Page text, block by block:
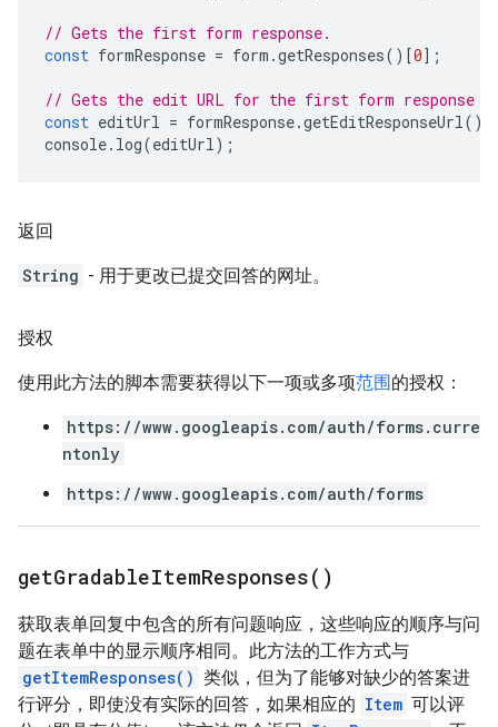
// Gets the first form response.
const formResponse = form .getResponses()[0];
// Gets the edit URL for the first form response
const editUrl = formResponse.getEditResponseUrl();
console. log(editUrl);
返回
String - 用于更改已提交回答的网址。
授权
使用此方法的脚本需要获得以下一项或多项范围的授权：
https://www.googleapis.com/auth/forms.curre
ntonly
https://www.googleapis.com/auth/forms
getGradableItemResponses( )
获取表单回复中包含的所有问题响应，这些响应的顺序与问
题在表单中的显示顺序相同。此方法的工作方式与
getItemResponses() 类似，但为了能够对缺少的答案进
行评分，即使没有实际的回答，如果相应的 Item 可以评